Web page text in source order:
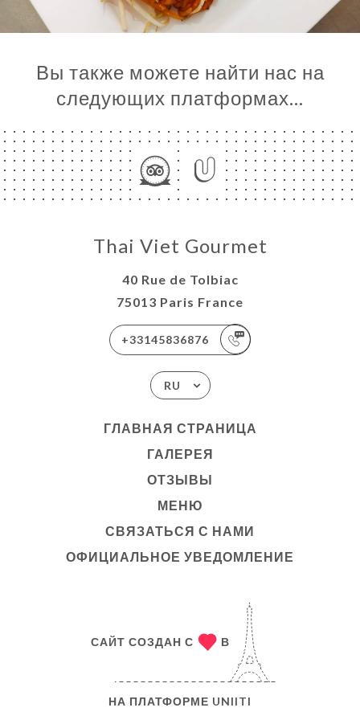
Вы также можете найти нас на
следующих платформах…
Thai Viet Gourmet
40 Rue de Tolbiac
75013 Paris France
+33145836876
RU
ГЛАВНАЯ СТРАНИЦА
ГАЛЕРЕЯ
ОТЗЫВЫ
МЕНЮ
СВЯЗАТЬСЯ С НАМИ
ОФИЦИАЛЬНОЕ УВЕДОМЛЕНИЕ
САЙТ СОЗДАН С В
НА ПЛАТФОРМЕ UNIITI